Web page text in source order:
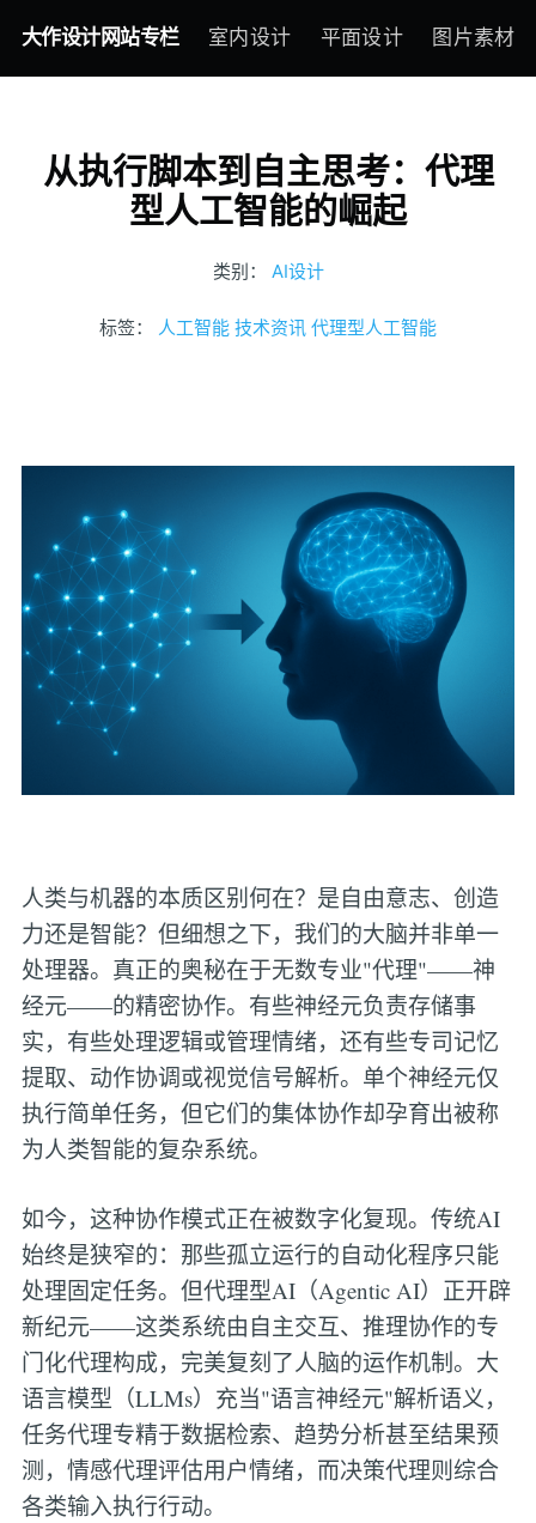
大作设计网站专栏 室内设计 平面设计 图片素材
从执行脚本到自主思考：代理
型人工智能的崛起
类别： AI设计
标签： 人工智能 技术资讯 代理型人工智能
人类与机器的本质区别何在？是自由意志、创造
力还是智能？但细想之下，我们的大脑并非单一
处理器。真正的奥秘在于无数专业"代理"——神
经元——的精密协作。有些神经元负责存储事
实，有些处理逻辑或管理情绪，还有些专司记忆
提取、动作协调或视觉信号解析。单个神经元仅
执行简单任务，但它们的集体协作却孕育出被称
为人类智能的复杂系统。
如今，这种协作模式正在被数字化复现。传统AI
始终是狭窄的：那些孤立运行的自动化程序只能
处理固定任务。但代理型AI（Agentic AI）正开辟
新纪元——这类系统由自主交互、推理协作的专
门化代理构成，完美复刻了人脑的运作机制。大
语言模型（LLMs）充当"语言神经元"解析语义，
任务代理专精于数据检索、趋势分析甚至结果预
测，情感代理评估用户情绪，而决策代理则综合
各类输入执行行动。